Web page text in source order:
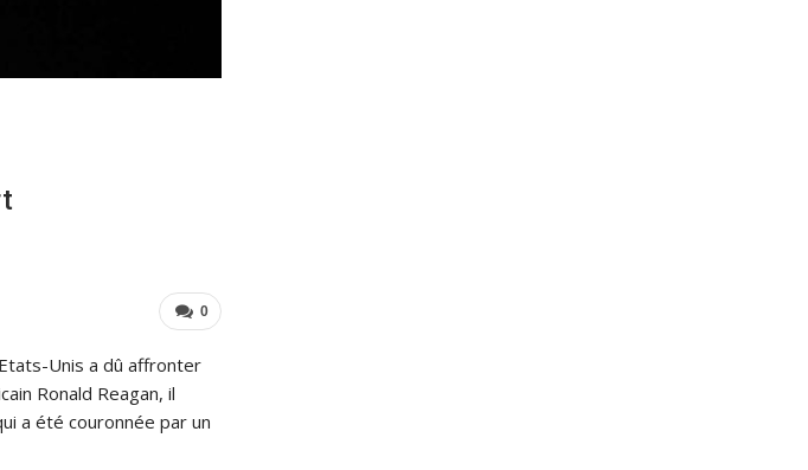
0
Unis a dû affronter
Ronald Reagan, il
a été couronnée par un